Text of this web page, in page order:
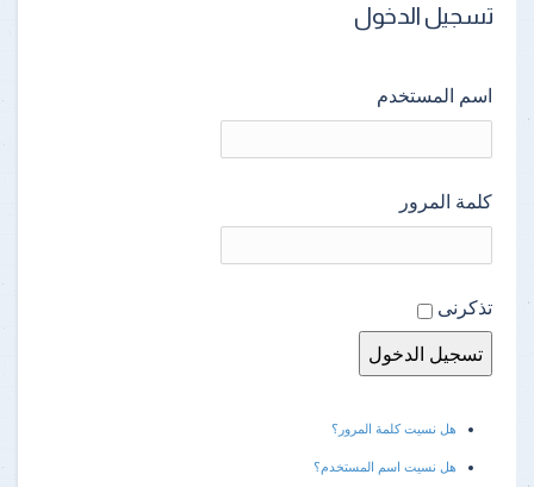
تسجيل الدخول
اسم المستخدم
كلمة المرور
تذكرنى
هل نسيت كلمة المرور؟
هل نسيت اسم المستخدم؟